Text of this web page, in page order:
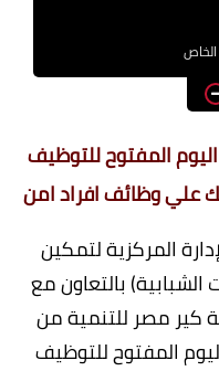
والمعاهد
المفتوح للتوظيف
المركزية لتمكين
الشبابية) بالتعاون مع
مصر للتنمية من
المفتوح للتوظيف